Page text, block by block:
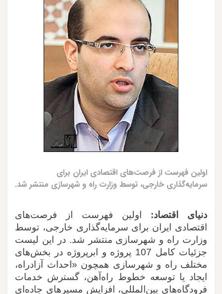
اولین فهرست از فرصت‌های اقتصادی ایران برای
سرمایه‌گذاری خارجی، توسط وزارت راه و شهرسازی منتشر شد.
دنیای اقتصاد:
اولین فهرست از فرصت‌های
اقتصادی ایران برای سرمایه‌گذاری خارجی، توسط
وزارت راه و شهرسازی منتشر شد. در این لیست
جزئیات کامل 107 پروژه و ابرپروژه در بخش‌های
مختلف راه و شهرسازی همچون «احداث آزادراه،
ایجاد یا توسعه خطوط راه‌آهن، گسترش خدمات
فرودگاه‌های بین‌المللی، افزایش مسیرهای جاده‌ای